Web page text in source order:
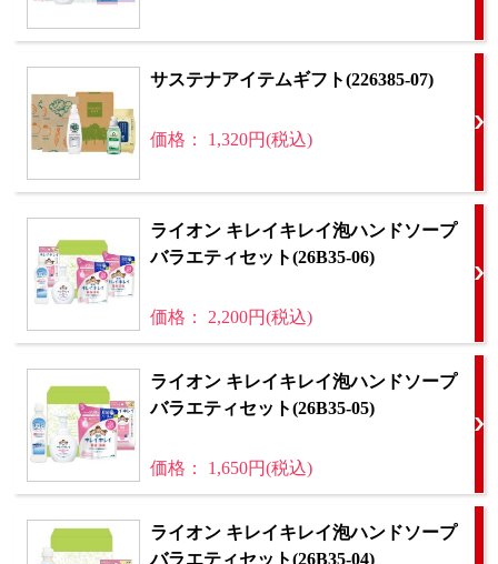
サステナアイテムギフト(226385-07)
価格： 1,320円(税込)
ライオン キレイキレイ泡ハンドソープ
バラエティセット(26B35-06)
価格： 2,200円(税込)
ライオン キレイキレイ泡ハンドソープ
バラエティセット(26B35-05)
価格： 1,650円(税込)
ライオン キレイキレイ泡ハンドソープ
バラエティセット(26B35-04)